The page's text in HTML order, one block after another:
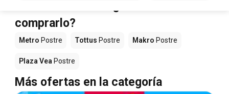
comprarlo?
Metro Postre Tottus Postre Makro Postre
Plaza Vea Postre
Más ofertas en la categoría